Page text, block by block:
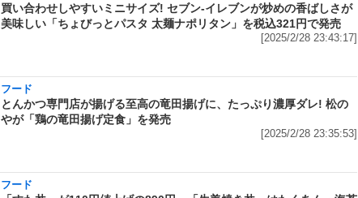
買い合わせしやすいミニサイズ! セブン‐イレブンが炒めの香ばしさが
美味しい「ちょびっとパスタ 太麺ナポリタン」を税込321円で発売
[2025/2/28 23:43:17]
フード
とんかつ専門店が揚げる至高の竜田揚げに、たっぷり濃厚ダレ! 松の
やが「鶏の竜田揚げ定食」を発売
[2025/2/28 23:35:53]
フード